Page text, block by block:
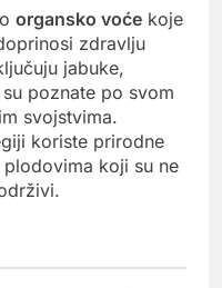
organsko voće koje
zdravlju
jabuke,
poznate po svom
svojstvima.
koriste prirodne
koji su ne